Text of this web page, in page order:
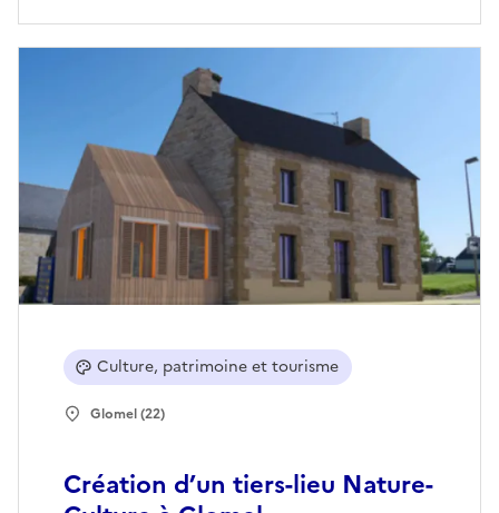
Création d’un tiers-lieu Nature-
Culture, patrimoine et tourisme
Glomel (22)